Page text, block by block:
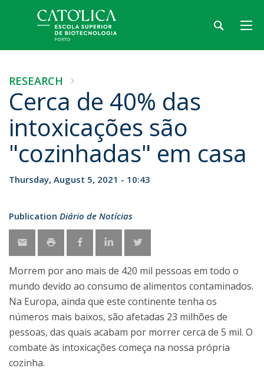
RESEARCH
Cerca de 40% das
intoxicações são
"cozinhadas" em casa
Thursday, August 5, 2021 - 10:43
Publication Diário de Notícias
Morrem por ano mais de 420 mil pessoas em todo o
mundo devido ao consumo de alimentos contaminados.
Na Europa, ainda que este continente tenha os
números mais baixos, são afetadas 23 milhões de
pessoas, das quais acabam por morrer cerca de 5 mil. O
combate às intoxicações começa na nossa própria
cozinha.